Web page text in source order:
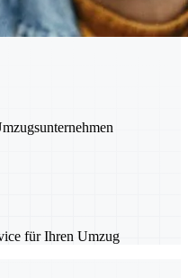
für Ihren Umzug